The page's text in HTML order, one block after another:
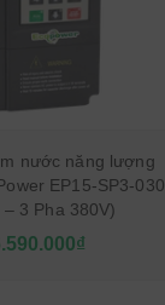
nước năng lượng
EP15-SP3-030
– 3 Pha 380V)